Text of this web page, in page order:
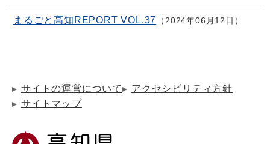
まるごと高知REPORT VOL.37 2024年06月12日
サイトの運営について
アクセシビリティ方針
サイトマップ